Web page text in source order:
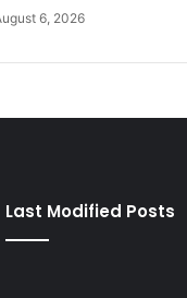
6, 2026
Last Modified Posts